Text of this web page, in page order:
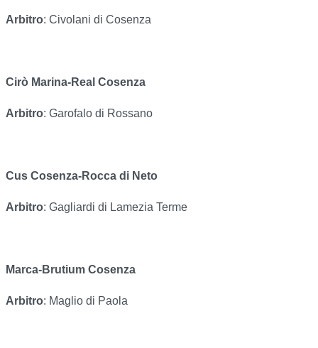
Arbitro: Civolani di Cosenza
Cirò Marina-Real Cosenza
Arbitro: Garofalo di Rossano
Cus Cosenza-Rocca di Neto
Arbitro: Gagliardi di Lamezia Terme
Marca-Brutium Cosenza
Arbitro: Maglio di Paola